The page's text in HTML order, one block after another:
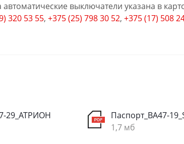
автоматические выключатели указана в
320 53 55, +375 (25) 798 30 52, +375 (17) 508
29_АТРИОН
Паспорт_ВА47-
1,7 мб